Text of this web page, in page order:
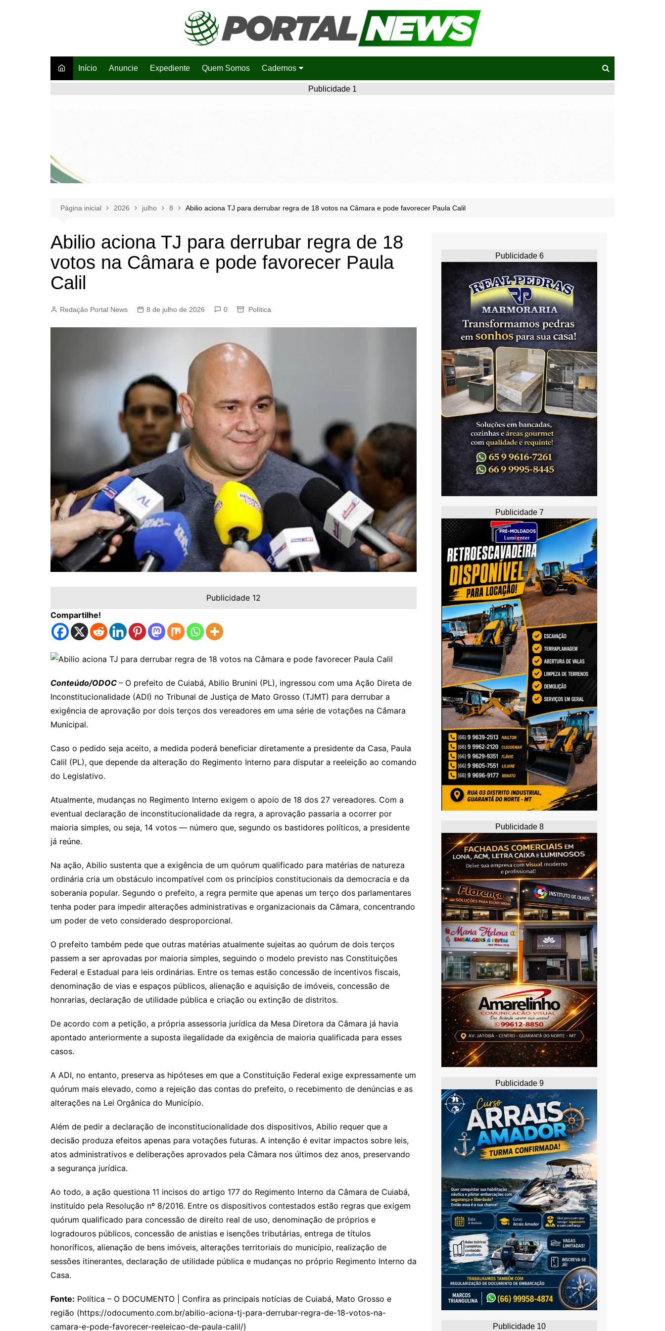
Início Anuncie Expediente Quem Somos Cadernos
Publicidade 1
Página inicial 2026 julho 8 Abilio aciona TJ para derrubar regra de 18 votos na Câmara e pode favorecer Paula Calil
Abilio aciona TJ para derrubar regra de 18
votos na Câmara e pode favorecer Paula
Calil
Redação Portal News 8 de julho de 2026 0 Política
Publicidade 12
Compartilhe!
Conteúdo/ODOC – O prefeito de Cuiabá, Abilio Brunini (PL), ingressou com uma Ação Direta de
Inconstitucionalidade (ADI) no Tribunal de Justiça de Mato Grosso (TJMT) para derrubar a
exigência de aprovação por dois terços dos vereadores em uma série de votações na Câmara
Municipal.
Caso o pedido seja aceito, a medida poderá beneficiar diretamente a presidente da Casa, Paula
Calil (PL), que depende da alteração do Regimento Interno para disputar a reeleição ao comando
do Legislativo.
Atualmente, mudanças no Regimento Interno exigem o apoio de 18 dos 27 vereadores. Com a
eventual declaração de inconstitucionalidade da regra, a aprovação passaria a ocorrer por
maioria simples, ou seja, 14 votos — número que, segundo os bastidores políticos, a presidente
já reúne.
Na ação, Abilio sustenta que a exigência de um quórum qualificado para matérias de natureza
ordinária cria um obstáculo incompatível com os princípios constitucionais da democracia e da
soberania popular. Segundo o prefeito, a regra permite que apenas um terço dos parlamentares
tenha poder para impedir alterações administrativas e organizacionais da Câmara, concentrando
um poder de veto considerado desproporcional.
O prefeito também pede que outras matérias atualmente sujeitas ao quórum de dois terços
passem a ser aprovadas por maioria simples, seguindo o modelo previsto nas Constituições
Federal e Estadual para leis ordinárias. Entre os temas estão concessão de incentivos fiscais,
denominação de vias e espaços públicos, alienação e aquisição de imóveis, concessão de
honrarias, declaração de utilidade pública e criação ou extinção de distritos.
De acordo com a petição, a própria assessoria jurídica da Mesa Diretora da Câmara já havia
apontado anteriormente a suposta ilegalidade da exigência de maioria qualificada para esses
casos.
A ADI, no entanto, preserva as hipóteses em que a Constituição Federal exige expressamente um
quórum mais elevado, como a rejeição das contas do prefeito, o recebimento de denúncias e as
alterações na Lei Orgânica do Município.
Além de pedir a declaração de inconstitucionalidade dos dispositivos, Abilio requer que a
decisão produza efeitos apenas para votações futuras. A intenção é evitar impactos sobre leis,
atos administrativos e deliberações aprovados pela Câmara nos últimos dez anos, preservando
a segurança jurídica.
Ao todo, a ação questiona 11 incisos do artigo 177 do Regimento Interno da Câmara de Cuiabá,
instituído pela Resolução nº 8/2016. Entre os dispositivos contestados estão regras que exigem
quórum qualificado para concessão de direito real de uso, denominação de próprios e
logradouros públicos, concessão de anistias e isenções tributárias, entrega de títulos
honoríficos, alienação de bens imóveis, alterações territoriais do município, realização de
sessões itinerantes, declaração de utilidade pública e mudanças no próprio Regimento Interno da
Casa.
Fonte: Política – O DOCUMENTO | Confira as principais notícias de Cuiabá, Mato Grosso e
região (https://odocumento.com.br/abilio-aciona-tj-para-derrubar-regra-de-18-votos-na-
camara-e-pode-favorecer-reeleicao-de-paula-calil/)
Publicidade 6
Publicidade 7
Publicidade 8
Publicidade 9
Publicidade 10